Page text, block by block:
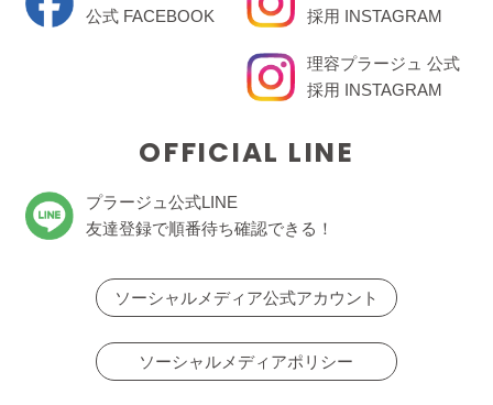
公式 FACEBOOK 採用 INSTAGRAM
理容プラージュ 公式
採用 INSTAGRAM
OFFICIAL LINE
プラージュ公式LINE
友達登録で順番待ち確認できる！
ソーシャルメディア公式アカウント
ソーシャルメディアポリシー